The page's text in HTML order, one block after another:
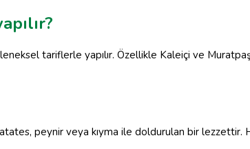
tariflerle yapılır. Özellikle Kaleiçi ve
peynir veya kıyma ile doldurulan bir lezzettir.